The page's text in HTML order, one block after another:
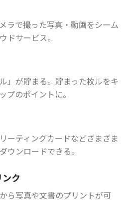
ラで撮った写真・動画をシーム
ドサービス。
」が貯まる。貯まった枚ルをキ
プのポイントに。
ーティングカードなどざまざま
ウンロードできる。
ク
ら写真や文書のプリントが可